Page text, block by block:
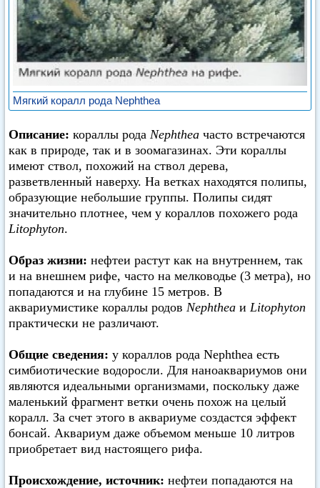
Мягкий коралл рода Nephthea
Описание: кораллы рода Nephthea часто встречаются
как в природе, так и в зоомагазинах. Эти кораллы
имеют ствол, похожий на ствол дерева,
разветвленный наверху. На ветках находятся полипы,
образующие небольшие группы. Полипы сидят
значительно плотнее, чем у кораллов похожего рода
Litophyton.
Образ жизни: нефтеи растут как на внутреннем, так
и на внешнем рифе, часто на мелководье (3 метра), но
попадаются и на глубине 15 метров. В
аквариумистике кораллы родов Nephthea и Litophyton
практически не различают.
Общие сведения: у кораллов рода Nephthea есть
симбиотические водоросли. Для наноаквариумов они
являются идеальными организмами, поскольку даже
маленький фрагмент ветки очень похож на целый
коралл. За счет этого в аквариуме создастся эффект
бонсай. Аквариум даже объемом меньше 10 литров
приобретает вид настоящего рифа.
Происхождение, источник: нефтеи попадаются на